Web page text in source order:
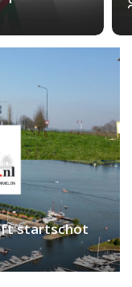
startschot